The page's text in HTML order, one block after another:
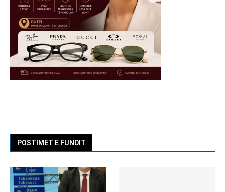
POSTIMET E FUNDIT